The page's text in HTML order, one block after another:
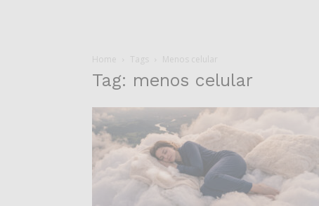
Home Tags Menos celular
Tag: menos celular